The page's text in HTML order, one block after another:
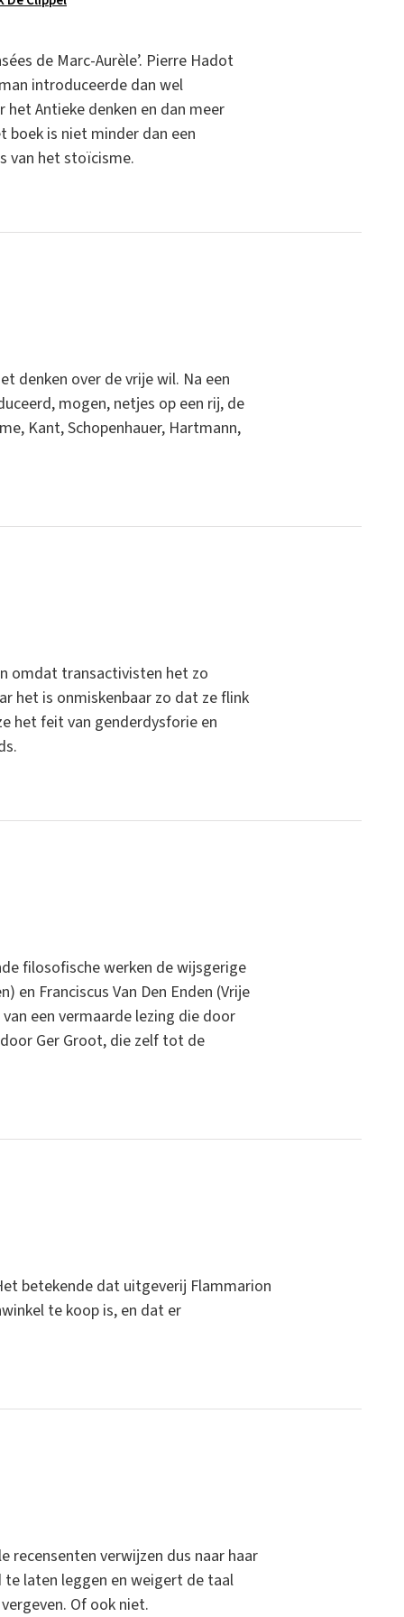
de Marc-Aurèle’. Pierre Hadot
introduceerde dan wel
Antieke denken en dan meer
boek is niet minder dan een
van het stoïcisme.
denken over de vrije wil. Na een
mogen, netjes op een rij, de
Kant, Schopenhauer, Hartmann,
omdat transactivisten het zo
het is onmiskenbaar zo dat ze flink
het feit van genderdysforie en
filosofische werken de wijsgerige
en Franciscus Van Den Enden (Vrije
een vermaarde lezing die door
Ger Groot, die zelf tot de
betekende dat uitgeverij Flammarion
te koop is, en dat er
recensenten verwijzen dus naar haar
laten leggen en weigert de taal
Of ook niet.